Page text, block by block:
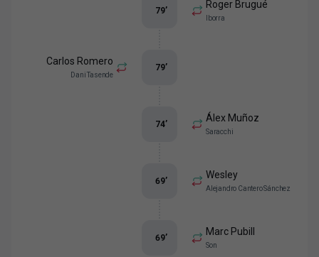
Roger Brugué
Iborra
79’
Carlos Romero
Dani Tasende
79’
Álex Muñoz
Saracchi
74’
Wesley
Alejandro Cantero Sánchez
69’
Marc Pubill
Son
69’